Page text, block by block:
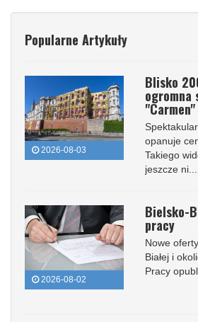
Popularne Artykuły
2026-08-03
Blisko
ogromna
"Carmen"
opanuje
Takiego
jeszcze ni...
2026-08-02
Bielsko-
pracy
Nowe
Białej i
Pracy